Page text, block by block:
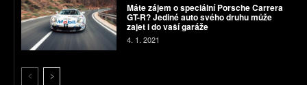
Máte zájem o speciální Porsche Carrera
GT-R? Jediné auto svého druhu může
zajet i do vaší garáže
4. 1. 2021